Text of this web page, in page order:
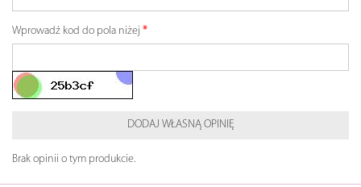
Wprowadź kod do pola niżej
DODAJ WŁASNĄ OPINIĘ
Brak opinii o tym produkcie.